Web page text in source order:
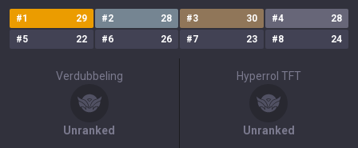
#1 29 #2 28 #3 30 #4
28
#5 22 #6 26 #7 23 #8 24
Verdubbeling
Unranked
Hyperrol TFT
Unranked